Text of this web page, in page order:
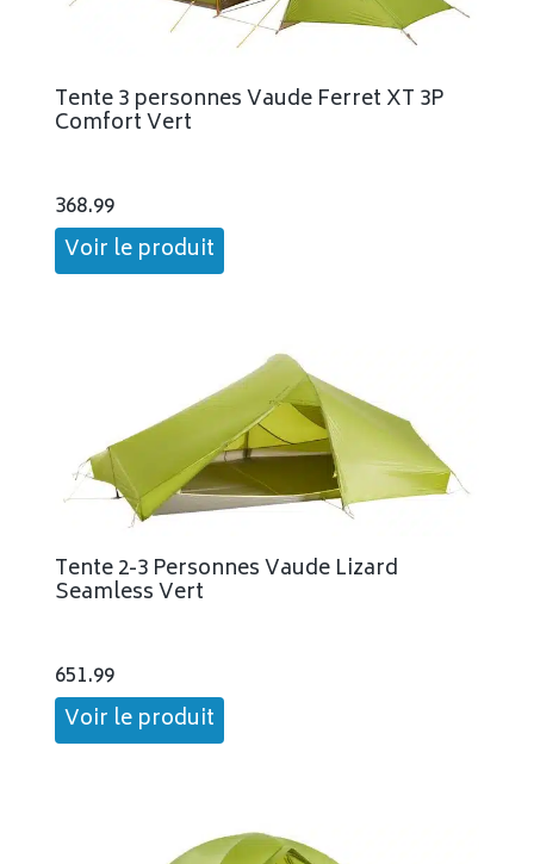
Tente 3 personnes Vaude Ferret XT 3P
Comfort Vert
368.99
Voir le produit
Tente 2-3 Personnes Vaude Lizard
Seamless Vert
651.99
Voir le produit